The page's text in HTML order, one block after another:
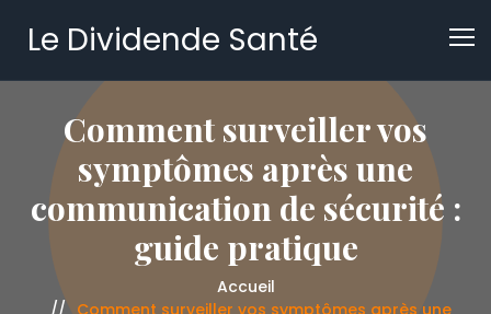
Le Dividende Santé
Comment surveiller vos
symptômes après une
communication de sécurité :
guide pratique
Accueil
Comment surveiller vos symptômes après une